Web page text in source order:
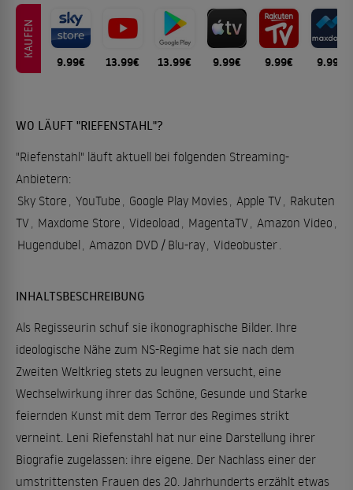
KAUFEN
9.99€ 13.99€ 13.99€ 9.99€ 9.99€ 9.99€
WO LÄUFT "RIEFENSTAHL"?
"Riefenstahl" läuft aktuell bei folgenden Streaming-
Anbietern:
Sky Store , YouTube , Google Play Movies, Apple TV, Rakuten
TV, Maxdome Store , Videoload , MagentaTV, Amazon Video ,
Hugendubel , Amazon DVD / Blu-ray, Videobuster.
INHALTSBESCHREIBUNG
Als Regisseurin schuf sie ikonographische Bilder. Ihre
ideologische Nähe zum NS-Regime hat sie nach dem
Zweiten Weltkrieg stets zu leugnen versucht, eine
Wechselwirkung ihrer das Schöne, Gesunde und Starke
feiernden Kunst mit dem Terror des Regimes strikt
verneint. Leni Riefenstahl hat nur eine Darstellung ihrer
Biografie zugelassen: ihre eigene. Der Nachlass einer der
umstrittensten Frauen des 20. Jahrhunderts erzählt etwas